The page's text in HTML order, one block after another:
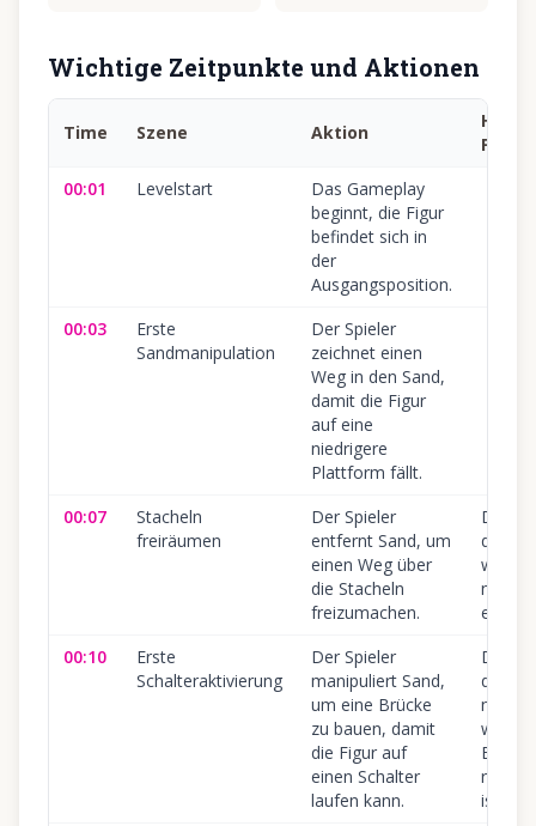
Wichtige Zeitpunkte und Aktionen
Time Szene Aktion
Fehler
00:01
Levelstart
Das Gameplay
beginnt, die Figur
befindet sich in
der
Ausgangsposition.
00:03
Erste
Sandmanipulation
Der Spieler
zeichnet einen
Weg in den Sand,
damit die Figur
auf eine
niedrigere
Plattform fällt.
00:07
Stacheln
freiräumen
Der Spieler
entfernt Sand, um
einen Weg über
die Stacheln
freizumachen.
Die
die
wenn
nicht
00:10
Erste
Schalteraktivierung
Der Spieler
manipuliert Sand,
um eine Brücke
zu bauen, damit
die Figur auf
einen Schalter
laufen kann.
Die
den
nicht
wenn
richtig
ist.